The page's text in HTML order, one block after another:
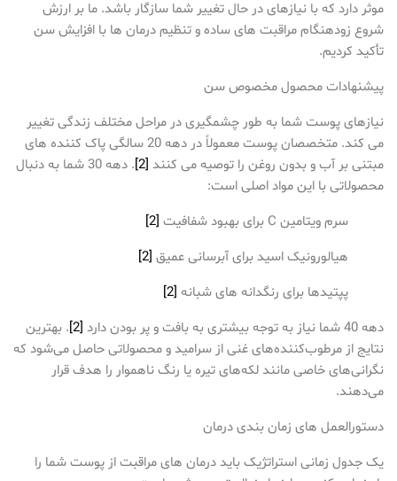
موثر دارد که با نیازهای در حال تغییر شما سازگار باشد. ما بر ارزش
شروع زودهنگام مراقبت های ساده و تنظیم درمان ها با افزایش سن
تأکید کردیم.
پیشنهادات محصول مخصوص سن
نیازهای پوست شما به طور چشمگیری در مراحل مختلف زندگی تغییر
می کند. متخصصان پوست معمولاً در دهه 20 سالگی پاک کننده های
مبتنی بر آب و بدون روغن را توصیه می کنند [2]
. دهه 30 شما به دنبال
محصولاتی با این مواد اصلی است:
سرم ویتامین C برای بهبود شفافیت
[2]
هیالورونیک اسید برای آبرسانی عمیق [2]
پپتیدها برای رنگدانه های شبانه [2]
دهه 40 شما نیاز به توجه بیشتری به بافت و پر بودن دارد
[2]
. بهترین
نتایج از مرطوب‌کننده‌های غنی از سرامید و محصولاتی حاصل می‌شود که
نگرانی‌های خاصی مانند لکه‌های تیره یا رنگ ناهموار را هدف قرار
می‌دهند.
دستورالعمل های زمان بندی درمان
یک جدول زمانی استراتژیک باید درمان های مراقبت از پوست شما را